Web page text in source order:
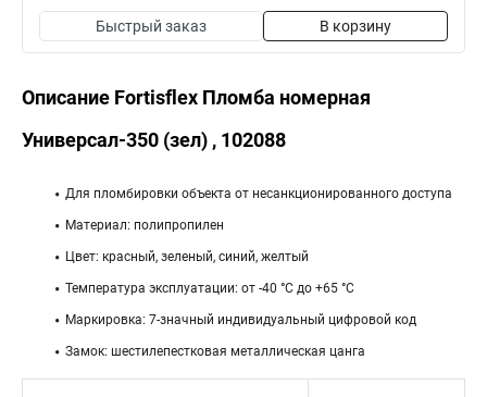
Быстрый заказ В корзину
Описание Fortisflex Пломба номерная
Универсал-350 (зел) , 102088
Для пломбировки объекта от несанкционированного доступа
Материал: полипропилен
Цвет: красный, зеленый, синий, желтый
Температура эксплуатации: от -40 °С до +65 °С
Маркировка: 7-значный индивидуальный цифровой код
Замок: шестилепестковая металлическая цанга